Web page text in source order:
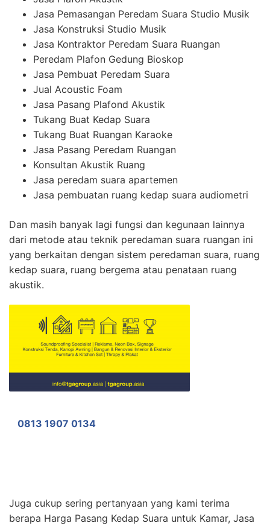
Jasa Pemasangan Peredam Suara Studio Musik
Jasa Konstruksi Studio Musik
Jasa Kontraktor Peredam Suara Ruangan
Peredam Plafon Gedung Bioskop
Jasa Pembuat Peredam Suara
Jual Acoustic Foam
Jasa Pasang Plafond Akustik
Tukang Buat Kedap Suara
Tukang Buat Ruangan Karaoke
Jasa Pasang Peredam Ruangan
Konsultan Akustik Ruang
Jasa peredam suara apartemen
Jasa pembuatan ruang kedap suara audiometri
Dan masih banyak lagi fungsi dan kegunaan lainnya
dari metode atau teknik peredaman suara ruangan ini
yang berkaitan dengan sistem peredaman suara, ruang
kedap suara, ruang bergema atau penataan ruang
akustik.
0813 1907 0134
Juga cukup sering pertanyaan yang kami terima
berapa Harga Pasang Kedap Suara untuk Kamar, Jasa